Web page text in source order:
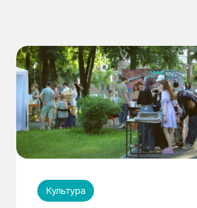
Культура